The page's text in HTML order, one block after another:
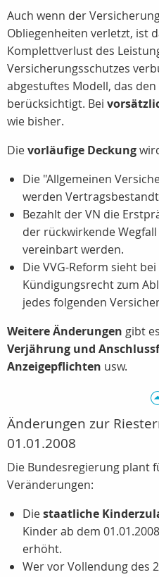
Auch wenn der
Obliegenheiten verletzt, ist
Komplettverlust des
Versicherungsschutzes
abgestuftes Modell, das
berücksichtigt. Bei
wie bisher.
Dievorläufige Deckung
Die "Allgemeinen
werden
Bezahlt der VN die
der rückwirkende
vereinbart werden.
Die VVG-Reform sieht
Kündigungsrecht zum
jedes folgenden
Weitere Änderungen gibt
Verjährung und
Anzeigepflichten usw.
Änderungen zur
01.01.2008
Die Bundesregierung plant
Veränderungen:
Diestaatliche
Kinder ab dem
erhöht.
Wer vor Vollendung des